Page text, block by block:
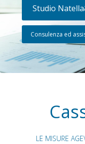
Studio
Consulenza ed
LE MISURE